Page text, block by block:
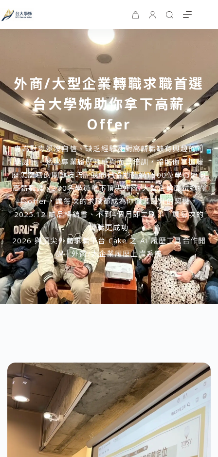
外商/大型企業轉職求職首選
台大學姊助你拿下高薪
Offer
專為對背景沒自信、缺乏經驗及對高薪職缺有興趣的同
學設計。透過專業履歷健檢與面試培訓，協助你掌握履
歷怎麼寫的關鍵技巧。我們已協助超過1500位學員邁向
高薪職涯、300名學員拿下頂尖外商/大型企業面試邀約
與offer，讓每次的求職都成為你職涯躍升的契機。
2025.12 誠品暢銷書、不到4個月即二刷！｜讓每次的
轉職更成功
2026 與頂尖外商求職平台 Cake 之 AI 履歷工具合作開
課｜外商/大企業履歷上岸系統